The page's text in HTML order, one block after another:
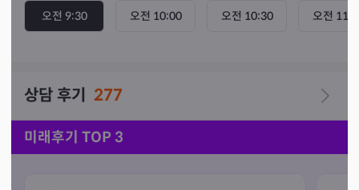
       감사합니다.
오전 9:30 오전 10:00 오전 10:30 오전
상담 후기 277
미래후기 TOP 3